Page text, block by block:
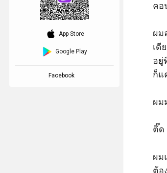
คอ
ผม
เดี
อยู่
ก็แ
ผม
ติ๊ด
ผม
ต้อ
download_ios App Store
Google Play
Facebook